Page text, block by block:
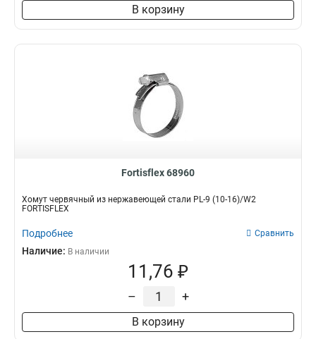
В корзину
Fortisflex 68960
Хомут червячный из нержавеющей стали PL-9 (10-16)/W2
FORTISFLEX
Подробнее Сравнить
Наличие: В наличии
11,76 ₽
– +
В корзину